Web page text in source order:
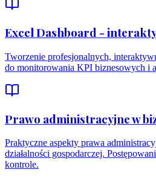
Excel Dashboard -
Tworzenie profesjonalnych,
do monitorowania KPI biznesowych i
Prawo administracyjne w
Praktyczne aspekty prawa
działalności gospodarczej.
kontrole.